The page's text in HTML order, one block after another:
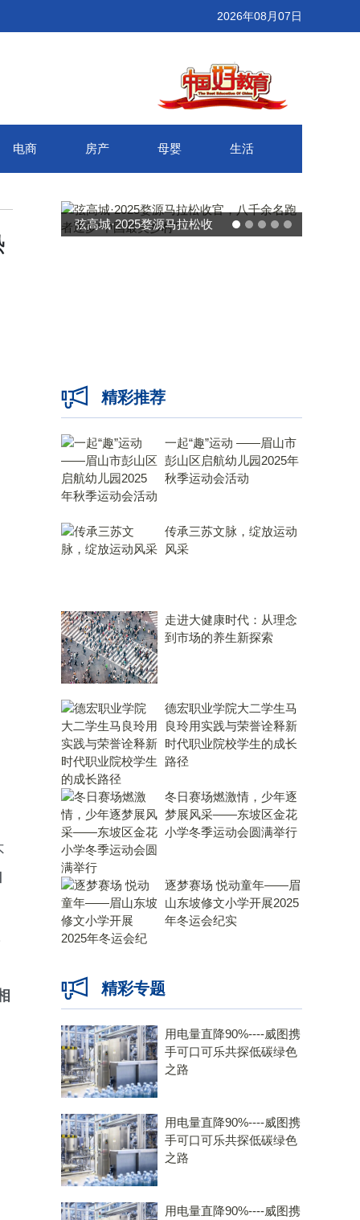
2026年08月07日
电商 房产 母婴 生活
婺源马拉松收
跑者逐梦“中国
武汉百联奥莱年度感恩季 承
精彩推荐
一起“趣”运动 ——眉山市
彭山区启航幼儿园2025年
秋季运动会活动
传承三苏文脉，绽放运动
风采
走进大健康时代：从理念
到市场的养生新探索
德宏职业学院大二学生马
良玲用实践与荣誉诠释新
时代职业院校学生的成长
路径
冬日赛场燃激情，少年逐
梦展风采——东坡区金花
小学冬季运动会圆满举行
逐梦赛场 悦动童年——眉
山东坡修文小学开展2025
年冬运会纪实
精彩专题
用电量直降90%----威图携
手可口可乐共探低碳绿色
之路
用电量直降90%----威图携
手可口可乐共探低碳绿色
之路
用电量直降90%----威图携